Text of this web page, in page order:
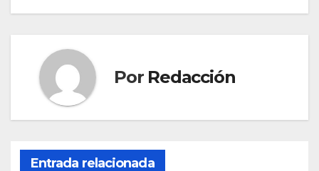
Por Redacción
Entrada relacionada